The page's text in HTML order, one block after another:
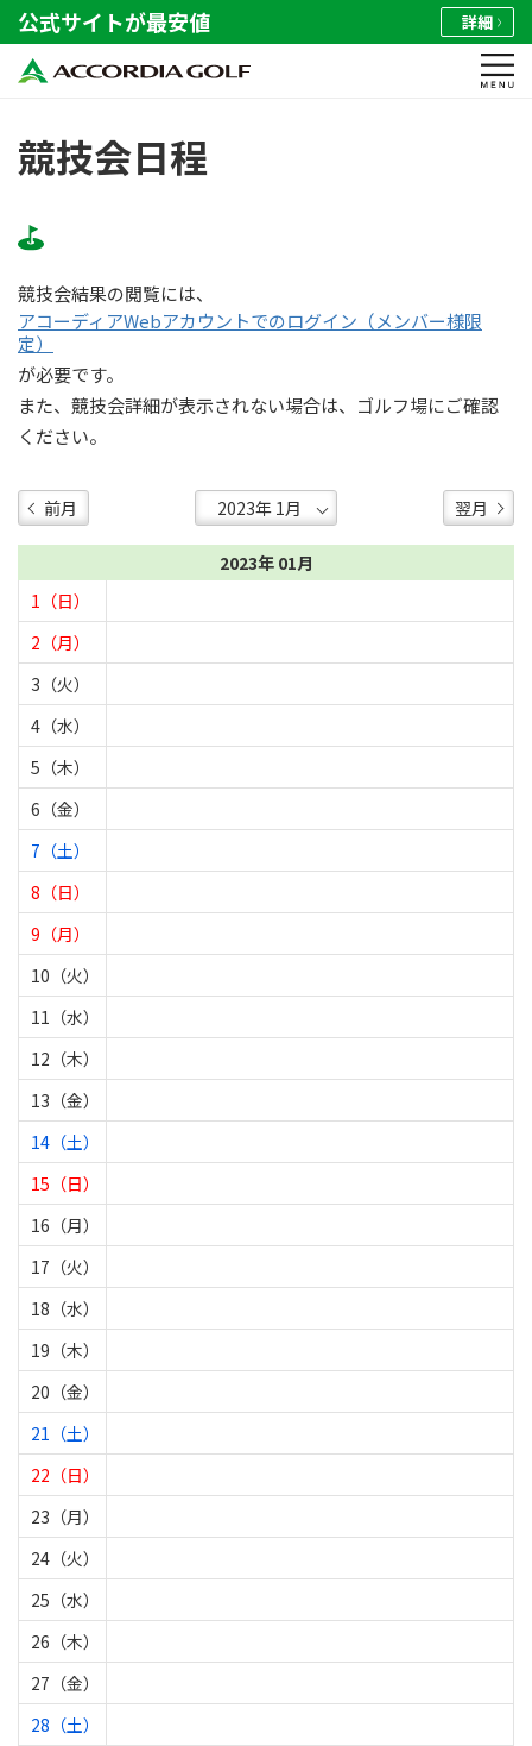
公式サイトが最安値 詳細
競技会日程
競技会結果の閲覧には、
アコーディアWebアカウントでのログイン（メンバー様限
定）
が必要です。
また、競技会詳細が表示されない場合は、ゴルフ場にご確認
ください。
前月 翌月
2023年 01月
1（日）
2（月）
3（火）
4（水）
5（木）
6（金）
7（土）
8（日）
9（月）
10（火）
11（水）
12（木）
13（金）
14（土）
15（日）
16（月）
17（火）
18（水）
19（木）
20（金）
21（土）
22（日）
23（月）
24（火）
25（水）
26（木）
27（金）
28（土）